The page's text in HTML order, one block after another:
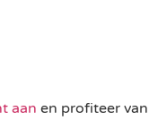
aan en profiteer